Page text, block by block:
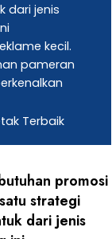
dari jenis
kecil.
pameran
Terbaik
promosi
strategi
dari jenis